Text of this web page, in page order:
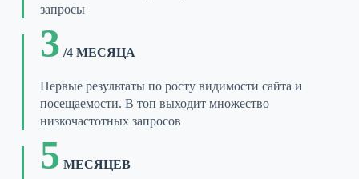
запросы
3 /4 МЕСЯЦА
Первые результаты по росту видимости сайта и
посещаемости. В топ выходит множество
низкочастотных запросов
5 МЕСЯЦЕВ